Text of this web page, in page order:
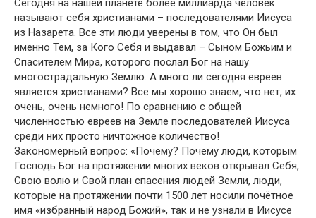
Сегодня на нашей планете более миллиарда человек
называют себя христианами – последователями Иисуса
из Назарета. Все эти люди уверены в том, что Он был
именно Тем, за Кого Себя и выдавал – Сыном Божьим и
Спасителем Мира, которого послал Бог на нашу
многострадальную Землю. А много ли сегодня евреев
является христианами? Все мы хорошо знаем, что нет, их
очень, очень немного! По сравнению с общей
численностью евреев на Земле последователей Иисуса
среди них просто ничтожное количество!
Закономерный вопрос: «Почему? Почему люди, которым
Господь Бог на протяжении многих веков открывал Себя,
Свою волю и Свой план спасения людей Земли, люди,
которые на протяжении почти 1500 лет носили почётное
имя «избранный народ Божий», так и не узнали в Иисусе